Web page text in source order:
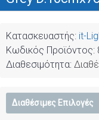
Κατασκευαστής: it-
Κωδικός Προϊόντος:
Διαθεσιμότητα:
Διαθέσιμες Επιλογές